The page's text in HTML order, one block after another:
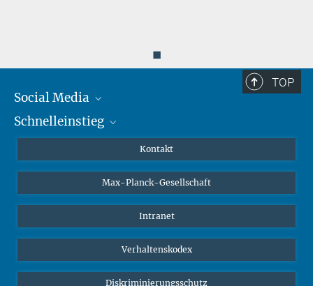
◼
TOP
Social Media
Mastodon
Schnelleinstieg
Studierende
Schüler*innen
Öffentlichkeit
Alumnae | Alumni
Kontakt
Max-Planck-Gesellschaft
Intranet
Verhaltenskodex
Diskriminierungsschutz